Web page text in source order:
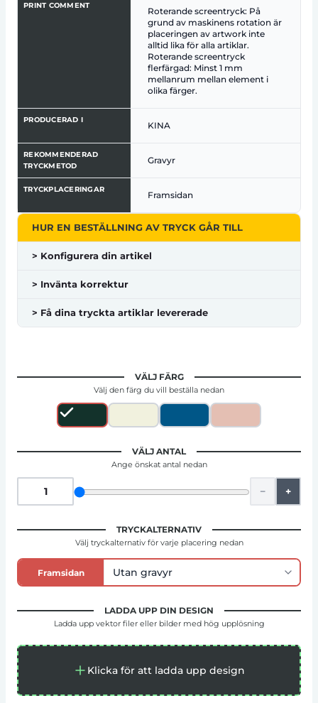
PRINT COMMENT
Roterande screentryck: På
grund av maskinens rotation är
placeringen av artwork inte
alltid lika för alla artiklar.
Roterande screentryck
flerfärgad: Minst 1 mm
mellanrum mellan element i
olika färger.
PRODUCERAD I
KINA
REKOMMENDERAD
TRYCKMETOD
Gravyr
TRYCKPLACERINGAR
Framsidan
HUR EN BESTÄLLNING AV TRYCK GÅR TILL
> Konfigurera din artikel
> Invänta korrektur
> Få dina tryckta artiklar levererade
VÄLJ FÄRG
Välj den färg du vill beställa nedan
VÄLJ ANTAL
Ange önskat antal nedan
− +
TRYCKALTERNATIV
Välj tryckalternativ för varje placering nedan
Framsidan
LADDA UPP DIN DESIGN
Ladda upp vektor filer eller bilder med hög upplösning
Klicka för att ladda upp design